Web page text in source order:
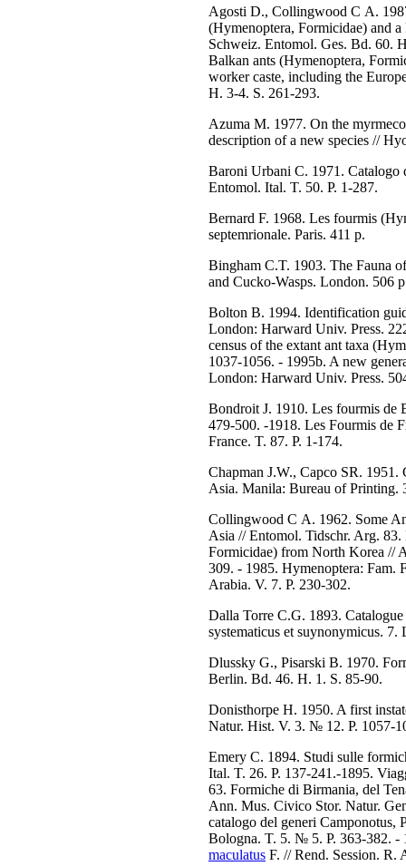
Agosti D., Collingwood С А.
(Hymenoptera, Formicidae) and
Schweiz. Entomol. Ges. Bd. 60.
Balkan ants (Hymenoptera,
worker caste, including the
H. 3-4. S. 261-293.
Azuma M. 1977. On the
description of a new species //
Baroni Urbani C. 1971. Catalogo
Entomol. Ital. T. 50. P. 1-287.
Bernard F. 1968. Les fourmis
septemrionale. Paris. 411 p.
Bingham C.T. 1903. The Fauna
and Cucko-Wasps. London. 506
Bolton B. 1994. Identification
London: Harward Univ. Press.
census of the extant ant taxa
1037-1056. - 1995b. A new
London: Harward Univ. Press.
Bondroit J. 1910. Les fourmis de
479-500. -1918. Les Fourmis de
France. T. 87. P. 1-174.
Chapman J.W., Capco SR.
Asia. Manila: Bureau of Printing.
Collingwood С A. 1962. Some
Asia // Entomol. Tidschr. Arg.
Formicidae) from North Korea //
309. - 1985. Hymenoptera: Fam.
Arabia. V. 7. P. 230-302.
Dalla Torre C.G. 1893.
systematicus et suynonymicus. 7.
Dlussky G., Pisarski B. 1970.
Berlin. Bd. 46. H. 1. S. 85-90.
Donisthorpe H. 1950. A first
Natur. Hist. V. 3. № 12. P. 1057-
Emery C. 1894. Studi sulle
Ital. T. 26. P. 137-241.-1895.
63. Formiche di Birmania, del
Ann. Mus. Civico Stor. Natur.
catalogo del generi
Bologna. T. 5. № 5. P. 363-382. -
maculatus F. // Rend. Session. R.